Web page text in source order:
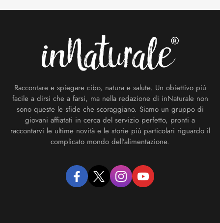
Raccontare e spiegare cibo, natura e salute. Un obiettivo più
facile a dirsi che a farsi, ma nella redazione di inNaturale non
sono queste le sfide che scoraggiano. Siamo un gruppo di
giovani affiatati in cerca del servizio perfetto, pronti a
raccontarvi le ultime novità e le storie più particolari riguardo il
complicato mondo dell’alimentazione.
facebooktwitter instagramyoutube